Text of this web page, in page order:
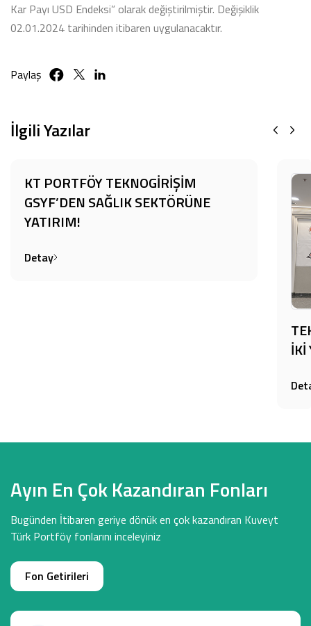
Kar Payı USD Endeksi” olarak değiştirilmiştir. Değişiklik
02.01.2024 tarihinden itibaren uygulanacaktır.
Paylaş
İlgili Yazılar
KT PORTFÖY TEKNOGİRİŞİM
GSYF’DEN SAĞLIK SEKTÖRÜNE
YATIRIM!
Detay
İKİ
Ayın En Çok Kazandıran Fonları
Bugünden İtibaren geriye dönük en çok kazandıran Kuveyt
Türk Portföy fonlarını inceleyiniz
Fon Getirileri